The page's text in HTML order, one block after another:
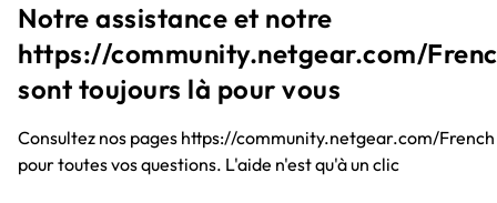
Notre assistance et notre
https://community.netgear.com/
sont toujours là pour vous
Consultez nos pages https://community.netgear.com/French
pour toutes vos questions. L'aide n'est qu'à un clic